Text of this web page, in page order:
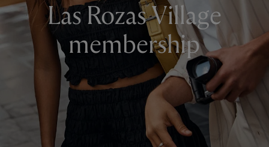
Las Rozas Village
membership